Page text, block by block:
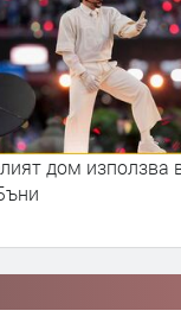
дом използва